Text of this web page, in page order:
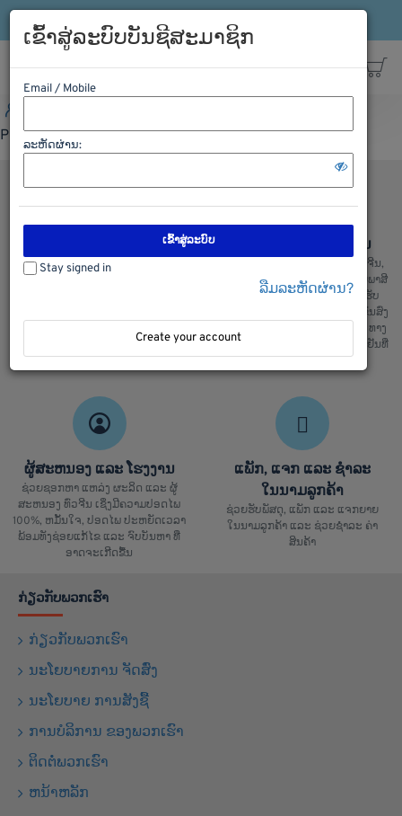
Please Login first
ພວກເຮົາມີລະບົບການຮັກສາຄວາມປອດ
ການຂົນສົ່ງ ຈີນ ລາວ ຈີນ
ບໍລິການຂົນສົ່ງ ຈີນ ລາວ ແລະ ລາວຈີນ,
ຂົນສົ່ງ ໄທ ລາວ ແລະ ລາວ ໄທ, ເຄັຍພາສີ
ແລ່ນຫນັງສື ຊິ້ບປີ້ງ ພ້ອມທັງມີລົດ ຮັບ
ເຄື່ອງຈາກຫນ້າໂຮງງານ ສະເພາະ ຂົນສົ່ງ
ທງຈີນ : ພວກເຮົາມີ ຂົນສົ່ງ ທາງລົດ, ທາງ
ເຮື່ອ, ທາງລົດໄຟ ແລະ ຂົນສົ່ງເຄື່ອງເຢັນທີ່
ສ່າງຄຸນມີ້ງ
ຜູ້ສະຫນອງ ແລະ ໂຮງງານ
ຊ່ວຍຊອກຫາ ແຫລ່ງ ຜະລິດ ແລະ ຜູ້
ສະຫນອງ ທົ່ວຈີນ ເຊິ່ງມີຄວາມປອດໄພ
100%, ຫມັ້ນໃຈ, ປອດໄພ ປະຫຍັດເວລາ
ພ້ອມທັງຊ່ອຍແກ້ໄຂ ແລະ ຈົບບັນຫາ ທີ່
ອາດຈະເກີດຂື້ນ
ແພັກ, ແຈກ ແລະ ຊຳລະ
ໃນນາມລູກຄ້າ
ຊ່ວຍຮັບພັສດຸ, ແພັກ ແລະ ແຈກຍາຍ
ໃນນາມລູກຄ້າ ແລະ ຊ່ວຍຊຳລະ ຄ່າ
ສິນຄ້າ
ກ່ຽວກັບພວກເຮົາ
ກ່ຽວກັບພວກເຮົາ
ນະໂຍບາຍການ ຈັດສົ່ງ
ນະໂຍບາຍ ການສັງຊື້
ການບໍລິການ ຂອງພວກເຮົາ
ຕິດຕໍ່ພວກເຮົາ
ຫນ້າຫລັກ
ເຂົ້າສູ່ລະບົບບັນຊີສະມາຊິກ
Email / Mobile
ລະຫັດຜ່ານ:
ເຂົ້າສູ່ລະບົບ
Stay signed in
ລືມລະຫັດຜ່ານ?
Create your account